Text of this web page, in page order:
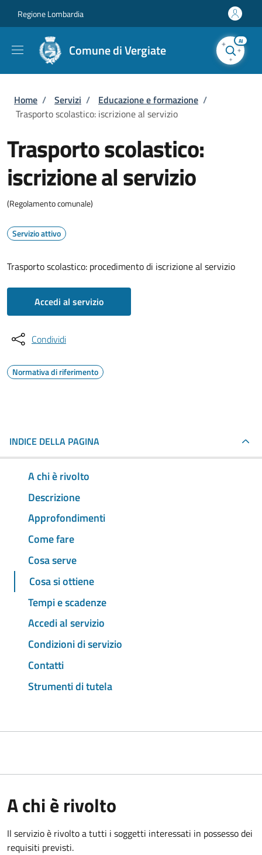
Regione Lombardia
Comune di Vergiate
AI
Briciole di pane
Home / Servizi / Educazione e formazione /
Trasporto scolastico: iscrizione al servizio
Trasporto scolastico:
iscrizione al servizio
(Regolamento comunale)
Servizio attivo
Trasporto scolastico: procedimento di iscrizione al servizio
Accedi al servizio
Condividi
Normativa di riferimento
INDICE DELLA PAGINA
A chi è rivolto
Descrizione
Approfondimenti
Come fare
Cosa serve
Cosa si ottiene
Tempi e scadenze
Accedi al servizio
Condizioni di servizio
Contatti
Strumenti di tutela
A chi è rivolto
Il servizio è rivolto a tutti i soggetti interessati in possesso dei
requisiti previsti.